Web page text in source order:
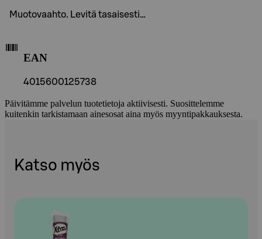
Muotovaahto. Levitä tasaisesti…
EAN
4015600125738
Päivitämme palvelun tuotetietoja aktiivisesti. Suosittelemme
kuitenkin tarkistamaan ainesosat aina myös myyntipakkauksesta.
Katso myös